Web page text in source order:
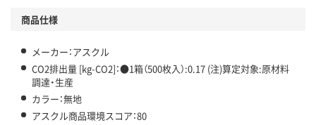
商品仕様
メーカー：アスクル
CO2排出量 [kg-CO2]：●1箱（500枚入）:0.17 (注)算定対象:原材料
調達・生産
カラー：無地
アスクル商品環境スコア：80